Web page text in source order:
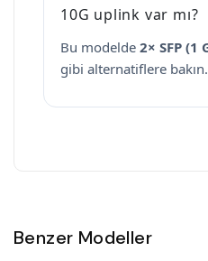
10G uplink var mı?
Bu modelde 2× SFP (1
gibi alternatiflere bakın.
Benzer Modeller